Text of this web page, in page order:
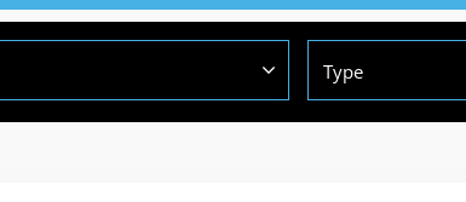
Type